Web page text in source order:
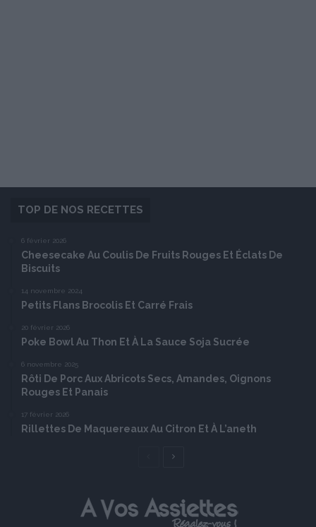
TOP DE NOS RECETTES
6 février 2026
Cheesecake Au Coulis De Fruits Rouges Et Éclats De
Biscuits
14 novembre 2024
Petits Flans Brocolis Et Carré Frais
20 février 2026
Poke Bowl Au Thon Et À La Sauce Soja Sucrée
6 novembre 2025
Rôti De Porc Aux Abricots Secs, Amandes, Oignons
Rouges Et Panais
17 février 2026
Rillettes De Maquereaux Au Citron Et À L’aneth
Page